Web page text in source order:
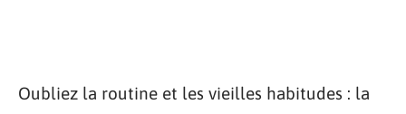
Oubliez la routine et les vieilles habitudes : la